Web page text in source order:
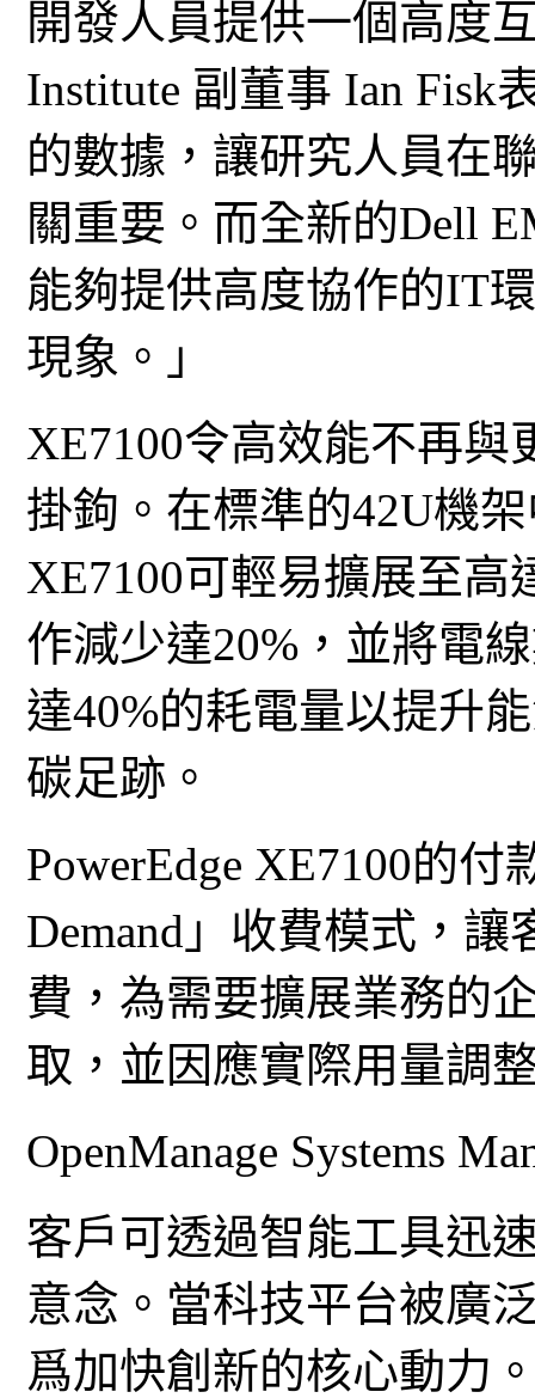
開發人員提供一個高度
Institute 副董事 Ian Fisk
的數據，讓研究人員在
關重要。而全新的Dell
能夠提供高度協作的IT
現象。」
XE7100令高效能不再
掛鉤。在標準的42U機
XE7100可輕易擴展至高
作減少達20%，並將電
達40%的耗電量以提升
碳足跡。
PowerEdge XE7100的
Demand」收費模式，
費，為需要擴展業務的
取，並因應實際用量調
OpenManage Systems
客戶可透過智能工具迅
意念。當科技平台被廣
爲加快創新的核心動力